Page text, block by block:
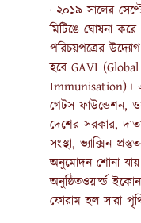
· ২০১৯ সালের
মিটিঙে ঘোষনা করে
পরিচয়পত্রের
হবে GAVI
Immunisation)।
গেটস ফাউন্ডেশন,
দেশের সরকার,
সংস্থা, ভ্যাক্সিন
অনুমোদন শোনা যায়
অনুষ্ঠিতওয়ার্ল্ড
ফোরাম হল সারা